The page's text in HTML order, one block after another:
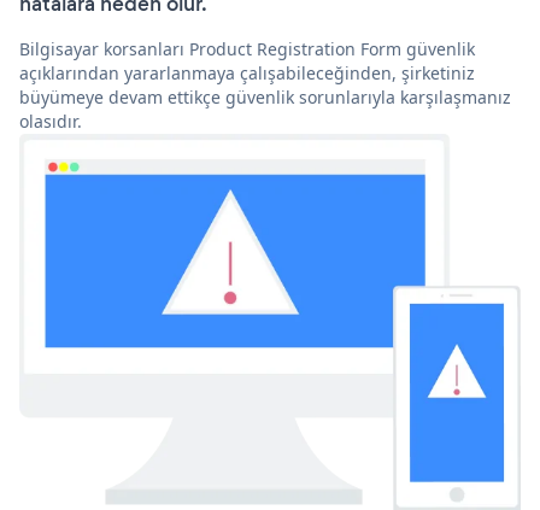
Bilgisayar korsanları Product Registration Form güvenlik
açıklarından yararlanmaya çalışabileceğinden, şirketiniz
büyümeye devam ettikçe güvenlik sorunlarıyla karşılaşmanız
olasıdır.